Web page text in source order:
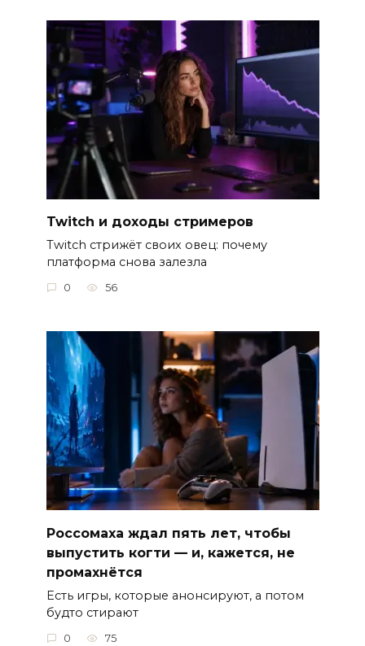
Twitch и доходы стримеров
Twitch стрижёт своих овец: почему
платформа снова залезла
0 56
Россомаха ждал пять лет, чтобы
выпустить когти — и, кажется, не
промахнётся
Есть игры, которые анонсируют, а потом
будто стирают
0 75